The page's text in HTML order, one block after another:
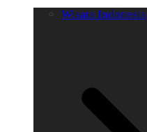
Wisata Indonesia